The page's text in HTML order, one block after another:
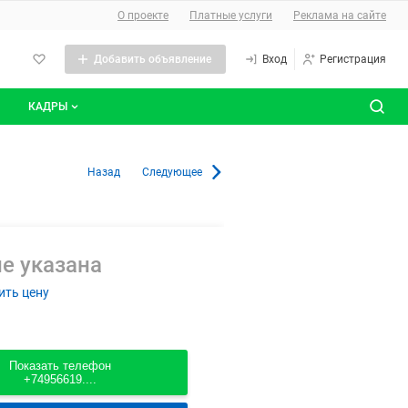
О сайте
О проекте Платные услуги Реклама на сайте
Добавить объявление Вход Регистрация
КАДРЫ
Москве
Назад Следующее
указана
цену
Показать телефон
+74956619....